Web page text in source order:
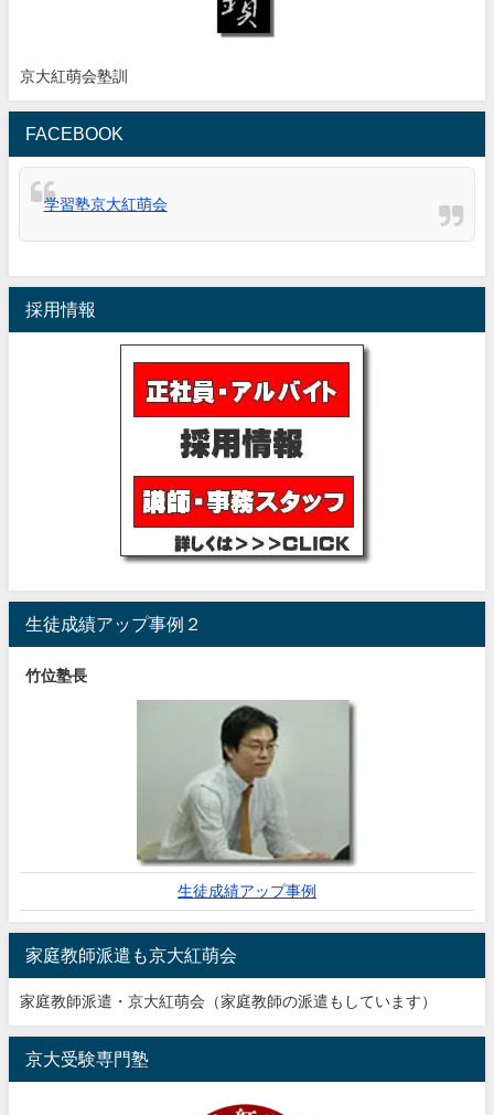
京大紅萌会塾訓
FACEBOOK
学習塾京大紅萌会
採用情報
生徒成績アップ事例２
竹位塾長
生徒成績アップ事例
家庭教師派遣も京大紅萌会
家庭教師派遣・京大紅萌会（家庭教師の派遣もしています）
京大受験専門塾